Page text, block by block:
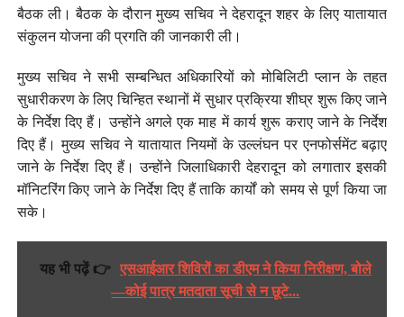
बैठक ली। बैठक के दौरान मुख्य सचिव ने देहरादून शहर के लिए यातायात
संकुलन योजना की प्रगति की जानकारी ली।
मुख्य सचिव ने सभी सम्बन्धित अधिकारियों को मोबिलिटी प्लान के तहत
सुधारीकरण के लिए चिन्हित स्थानों में सुधार प्रक्रिया शीघ्र शुरू किए जाने
के निर्देश दिए हैं। उन्होंने अगले एक माह में कार्य शुरू कराए जाने के निर्देश
दिए हैं। मुख्य सचिव ने यातायात नियमों के उल्लंघन पर एनफोर्समेंट बढ़ाए
जाने के निर्देश दिए हैं। उन्होंने जिलाधिकारी देहरादून को लगातार इसकी
मॉनिटरिंग किए जाने के निर्देश दिए हैं ताकि कार्यों को समय से पूर्ण किया जा
सके।
यह भी पढ़ें 👉 एसआईआर शिविरों का डीएम ने किया निरीक्षण, बोले
—कोई पात्र मतदाता सूची से न छूटे...